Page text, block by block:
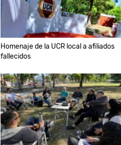
Homenaje de la UCR local a afiliados
fallecidos